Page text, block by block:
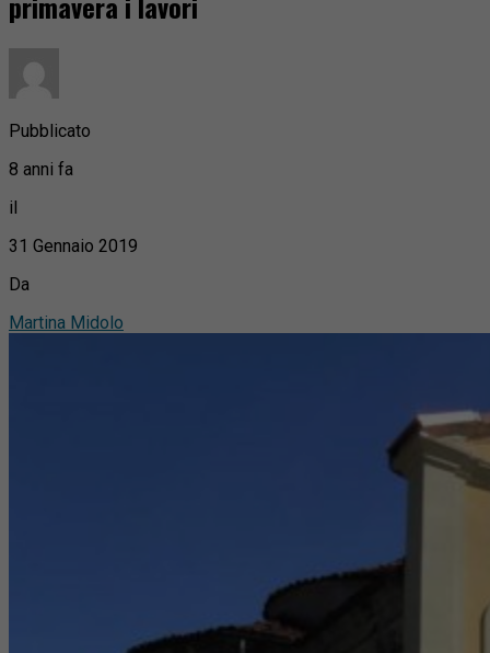
Pubblicato
8 anni fa
il
31 Gennaio 2019
Da
Martina Midolo